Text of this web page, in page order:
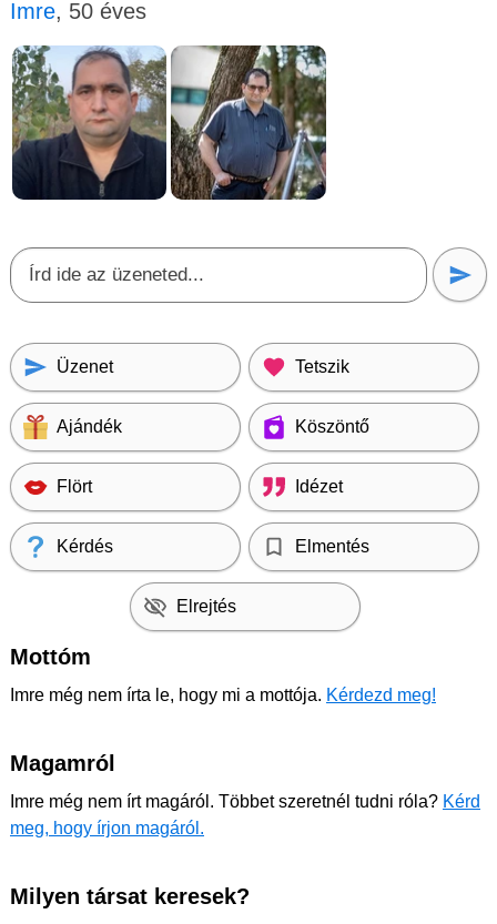
Imre, 50 éves
Üzenet Tetszik
Ajándék Köszöntő
Flört Idézet
Kérdés Elmentés
Elrejtés
Mottóm
Imre még nem írta le, hogy mi a mottója. Kérdezd meg!
Magamról
Imre még nem írt magáról. Többet szeretnél tudni róla? Kérd
meg, hogy írjon magáról.
Milyen társat keresek?